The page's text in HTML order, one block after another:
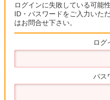
ログインに失敗している可能
ID・パスワードをご入力いた
はお問合せ下さい。
ログ
パス